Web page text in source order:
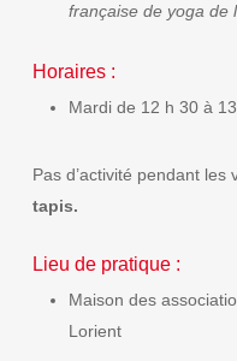
française de yoga de
Horaires :
Mardi de 12 h 30 à
Pas d’activité pendant les
tapis.
Lieu de pratique :
Maison des
Lorient